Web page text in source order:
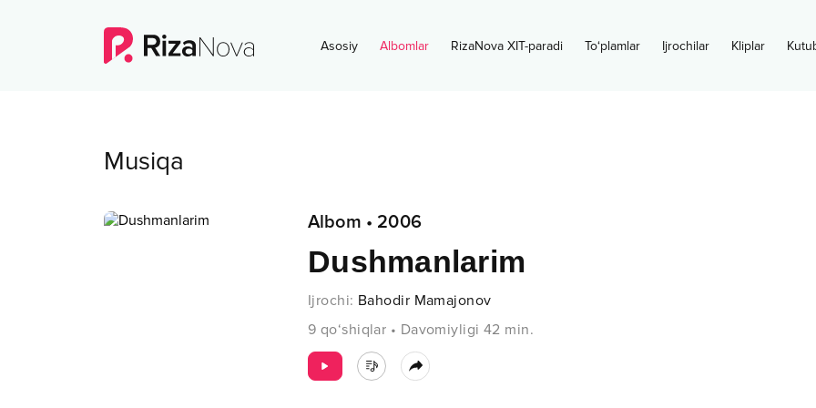
Asosiy Albomlar RizaNova XIT-paradi To‘plamlar Ijrochilar Kliplar
Musiqa
Albom • 2006
Dushmanlarim
Ijrochi: Bahodir Mamajonov
9 qo‘shiqlar • Davomiyligi 42 min.